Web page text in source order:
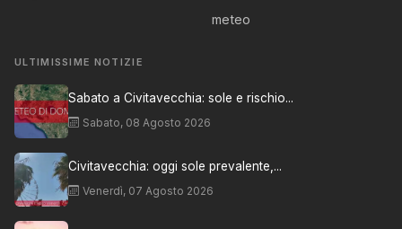
meteo
ULTIMISSIME NOTIZIE
Sabato a Civitavecchia: sole e rischio...
Sabato, 08 Agosto 2026
Civitavecchia: oggi sole prevalente,...
Venerdì, 07 Agosto 2026